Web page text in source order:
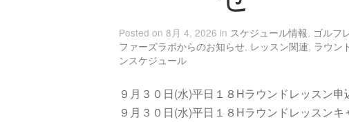
Posted on 8月 4, 2026 in スケジュール情報, ゴルフ
ファーズラボからのお知らせ, レッスン関連, ラウン
ンスケジュール
９月３０日(水)平日１８Hラウンドレッスン
９月３０日(水)平日１８Hラウンドレッスン